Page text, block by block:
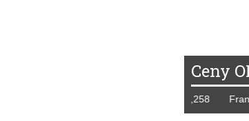
Ceny
Tydzień 42/2019 r. Niemcy EUR 1,258 Francja